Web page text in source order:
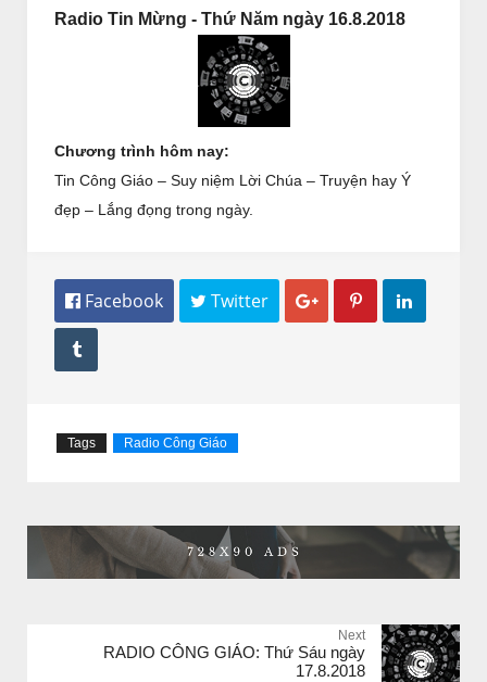
Bắc kim thang sẽ bị cấm ?
Jan 11 2018
Radio Tin Mừng - Thứ Năm ngày 16.8.2018
Chương trình hôm nay:
Tin Công Giáo – Suy niệm Lời Chúa – Truyện hay Ý
đẹp – Lắng đọng trong ngày.
 Facebook  Twitter   

Tags Radio Công Giáo
Next
RADIO CÔNG GIÁO: Thứ Sáu ngày
17.8.2018